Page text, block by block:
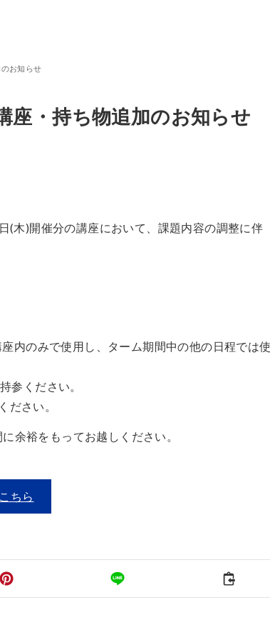
お知らせ
座・持ち物追加のお知らせ
(木)開催分の講座において、課題内容の調整に伴
内のみで使用し、ターム期間中の他の日程では
参ください。
ださい。
余裕をもってお越しください。
ちら